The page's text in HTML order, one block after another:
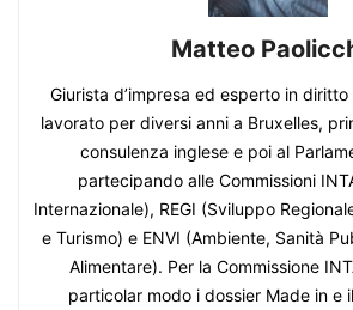
Matteo
Giurista d’impresa ed esperto in
lavorato per diversi anni a Bruxelles,
consulenza inglese e poi al
partecipando alle Commissioni
Internazionale), REGI (Sviluppo
e Turismo) e ENVI (Ambiente, Sanità
Alimentare). Per la Commissione
particolar modo i dossier Made in e